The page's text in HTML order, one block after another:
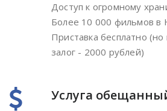
Доступ к огромному
Более 10 000 фильмов в
Приставка бесплатно
залог - 2000 рублей)
Услуга